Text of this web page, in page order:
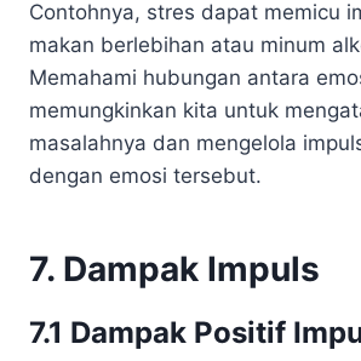
Contohnya, stres dapat memicu
makan berlebihan atau minum
Memahami hubungan antara
memungkinkan kita untuk
masalahnya dan mengelola
dengan emosi tersebut.
7. Dampak Impuls
7.1 Dampak Positif